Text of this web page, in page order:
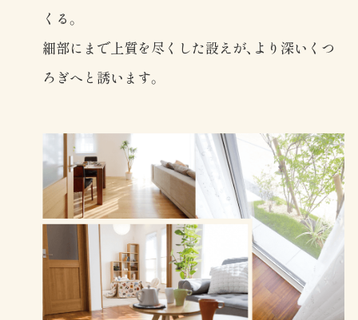
くる。
細部にまで上質を尽くした設えが、より深いくつ
ろぎへと誘います。